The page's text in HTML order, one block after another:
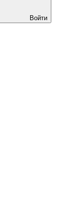
Войти